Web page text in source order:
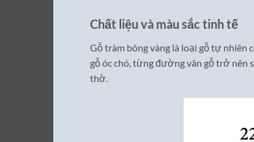
Chất liệu và màu sắc tinh tế
Gỗ tràm bông vàng là loại gỗ tự nhiên
gỗ óc chó, từng đường vân gỗ trở nên
thờ.